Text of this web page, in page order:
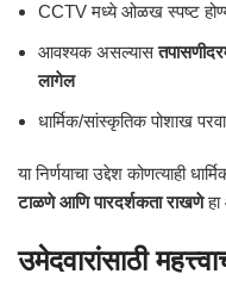
CCTV मध्ये ओळख स्पष्ट
आवश्यक असल्यास
लागेल
धार्मिक/सांस्कृतिक पोशाख
या निर्णयाचा उद्देश कोणत्याही
टाळणे आणि पारदर्शकता राखणे
उमेदवारांसाठी